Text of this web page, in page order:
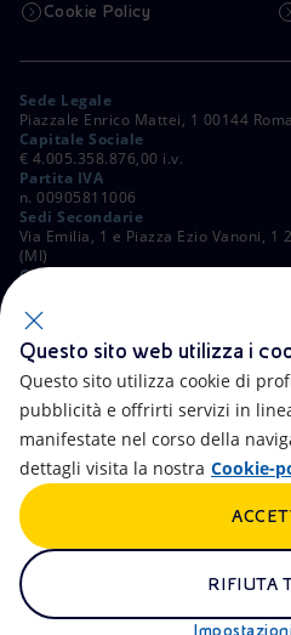
Cookie Policy
Sede Legale
Piazzale Enrico Mattei, 1 00144 Roma
Capitale Sociale
€ 4.005.358.876,00 i.v.
Partita IVA
n. 00905811006
Sedi Secondarie
Via Emilia, 1 e Piazza Ezio Vanoni, 1
(MI)
C. Fiscale e Registro Imprese di
ALTRI LINK
Accessibilità
Newsletter
Remit
Questo sito web utilizza i
Questo sito utilizza cookie di
pubblicità e offrirti servizi in
manifestate nel corso della
dettagli visita la nostra Cookie-
RIFIUTA